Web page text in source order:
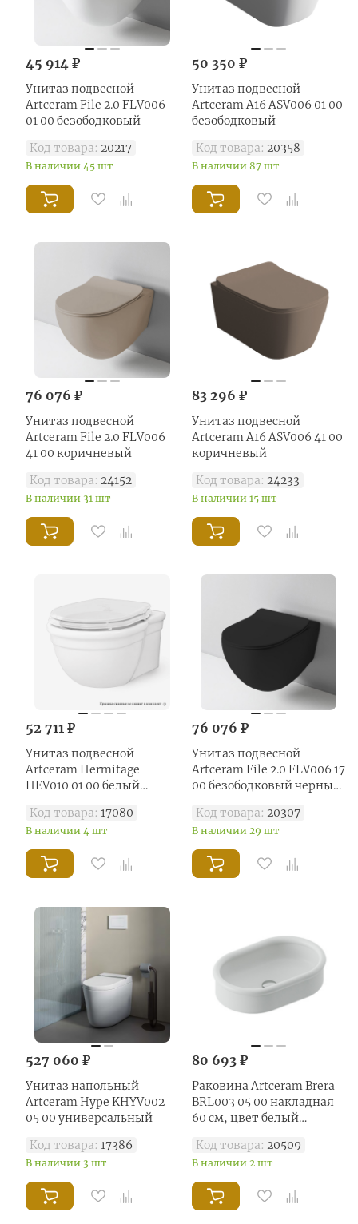
45 914 ₽
Унитаз подвесной
Artceram File 2.0 FLV006
01 00 безободковый
Код товара: 20217
В наличии 45 шт
50 350 ₽
Унитаз подвесной
Artceram A16 ASV006 01 00
безободковый
Код товара: 20358
В наличии 87 шт
76 076 ₽
Унитаз подвесной
Artceram File 2.0 FLV006
41 00 коричневый
Код товара: 24152
В наличии 31 шт
83 296 ₽
Унитаз подвесной
Artceram A16 ASV006 41 00
коричневый
Код товара: 24233
В наличии 15 шт
52 711 ₽
Унитаз подвесной
Artceram Hermitage
HEV010 01 00 белый
Код товара: 17080
В наличии 4 шт
76 076 ₽
Унитаз подвесной
Artceram File 2.0 FLV006 17
00 безободковый черный
Код товара: 20307
В наличии 29 шт
527 060 ₽
Унитаз напольный
Artceram Hype KHYV002
05 00 универсальный
Код товара: 17386
В наличии 3 шт
80 693 ₽
Раковина Artceram Brera
BRL003 05 00 накладная
60 см, цвет белый
Код товара: 20509
В наличии 2 шт